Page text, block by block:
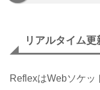
リアルタイム更
ReflexはWebソケッ